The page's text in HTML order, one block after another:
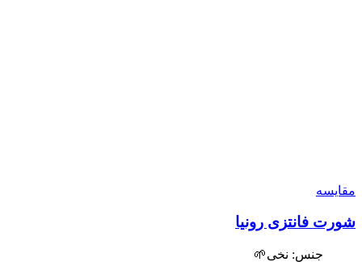
مقایسه
شورت فانتزی رونیا
جنس: نخی🌱